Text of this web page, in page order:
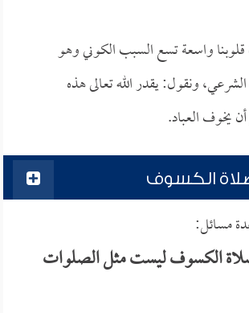
قلوبنا واسعة تسع السبب الكوني وهو
ونقول: يقدر الله تعالى هذه
يخوف العباد.
الكسوف
مسائل:
الكسوف ليست مثل الصلوات